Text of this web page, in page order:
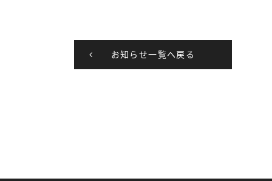
お知らせ一覧へ戻る